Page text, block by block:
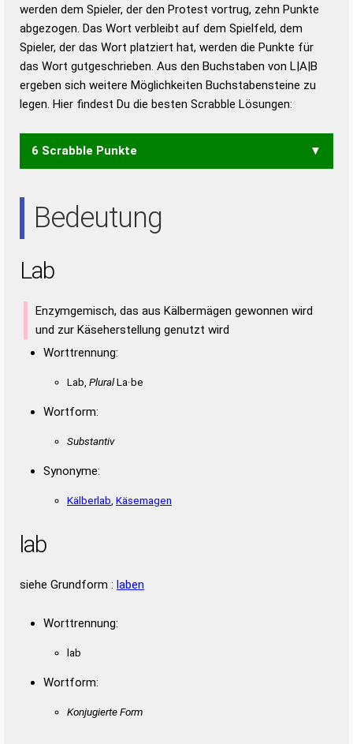
Duden – Standardwerk in 12 Bänden
Duden – Richtiges und gutes
Deutsch
Duden – Die deutsche Grammatik
Duden – Deutsches
Universalwörterbuch
werden dem Spieler, der den Protest vortrug, zehn Punkte
abgezogen. Das Wort verbleibt auf dem Spielfeld, dem
Spieler, der das Wort platziert hat, werden die Punkte für
das Wort gutgeschrieben. Aus den Buchstaben von L|A|B
ergeben sich weitere Möglichkeiten Buchstabensteine zu
legen. Hier findest Du die besten Scrabble Lösungen:
6 Scrabble Punkte
Bedeutung
Lab
Enzymgemisch, das aus Kälbermägen gewonnen wird
und zur Käseherstellung genutzt wird
Worttrennung:
Lab, PluralLa·be
Wortform:
Substantiv
Synonyme:
Kälberlab Käsemagen
lab
siehe Grundform : laben
Worttrennung:
lab
Wortform:
Konjugierte Form